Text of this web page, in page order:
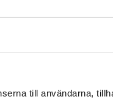
till användarna,